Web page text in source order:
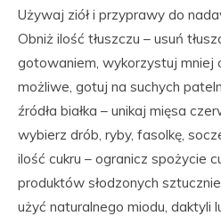
Używaj ziół i przyprawy do
Obniż ilość tłuszczu – usuń
gotowaniem, wykorzystuj mniej
możliwe, gotuj na suchych
źródła białka – unikaj mięsa
wybierz drób, ryby, fasolkę,
ilość cukru – ogranicz spożycie
produktów słodzonych
użyć naturalnego miodu, daktyli